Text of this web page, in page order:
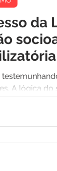
da
A lógica do
matriz de